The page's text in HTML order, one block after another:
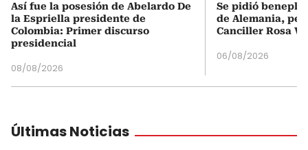
Así fue la posesión de Abelardo De
la Espriella presidente de
Colombia: Primer discurso
presidencial
08/08/2026
Se pidió
de Alemania,
Canciller Rosa
06/08/2026
Últimas Noticias